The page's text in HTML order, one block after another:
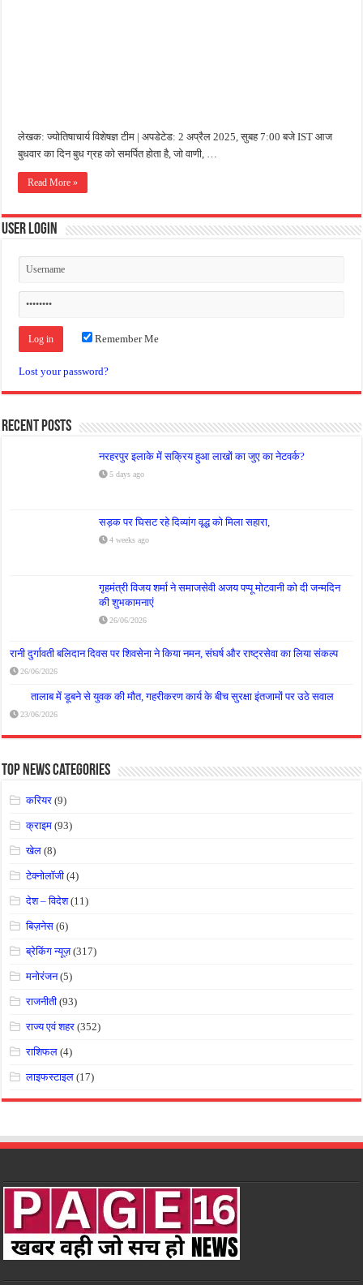
लेखक: ज्योतिषाचार्य विशेषज्ञ टीम | अपडेटेड: 2 अप्रैल 2025, सुबह 7:00 बजे IST आज
बुधवार का दिन बुध ग्रह को समर्पित होता है, जो वाणी, …
Read More »
User Login
Remember Me
Lost your password?
Recent Posts
नरहरपुर इलाके में सक्रिय हुआ लाखों का जुए का नेटवर्क?
5 days ago
सड़क पर घिसट रहे दिव्यांग वृद्ध को मिला सहारा,
4 weeks ago
गृहमंत्री विजय शर्मा ने समाजसेवी अजय पप्पू मोटवानी को दी जन्मदिन
की शुभकामनाएं
26/06/2026
रानी दुर्गावती बलिदान दिवस पर शिवसेना ने किया नमन, संघर्ष और राष्ट्रसेवा का लिया संकल्प
26/06/2026
तालाब में डूबने से युवक की मौत, गहरीकरण कार्य के बीच सुरक्षा इंतजामों पर उठे सवाल
23/06/2026
Top News Categories
करियर (9)
क्राइम (93)
खेल (8)
टेक्नोलॉजी (4)
देश – विदेश(11)
बिज़नेस (6)
ब्रेकिंग न्यूज़(317)
मनोरंजन(5)
राजनीती (93)
राज्य एवं शहर (352)
राशिफल (4)
लाइफस्टाइल (17)